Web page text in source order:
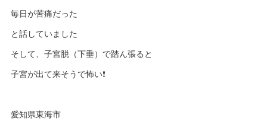
毎日が苦痛だった
と話していました
そして、子宮脱（下垂）で踏ん張ると
子宮が出て来そうで怖い❗️
愛知県東海市